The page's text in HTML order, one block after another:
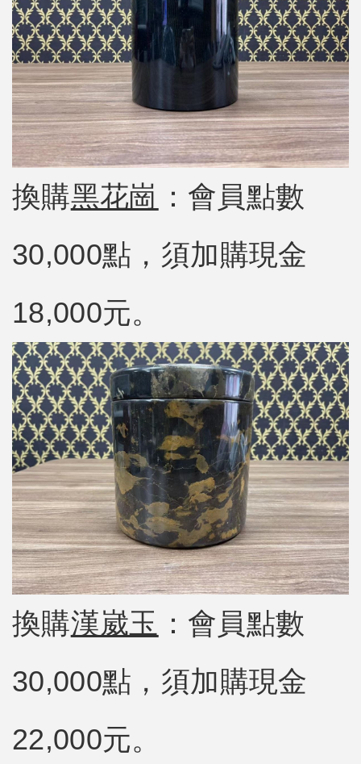
換購黑花崗 ：會員點數
30,000點，須加購現金
18,000元。
換購漢崴玉 ：會員點數
30,000點，須加購現金
22,000元。